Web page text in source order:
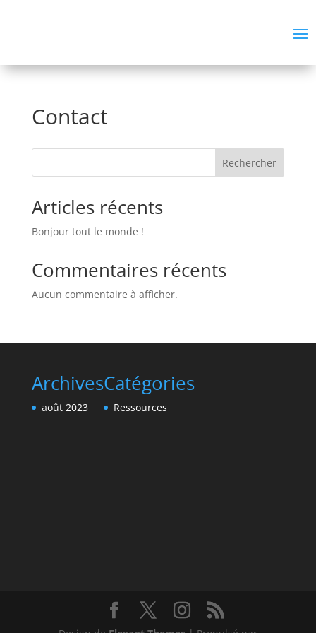
Contact
Rechercher
Articles récents
Bonjour tout le monde !
Commentaires récents
Aucun commentaire à afficher.
Archives
août 2023
Catégories
Ressources